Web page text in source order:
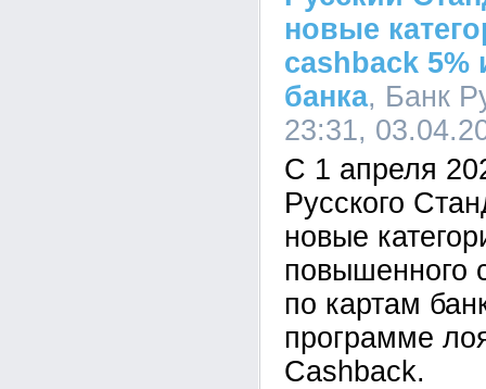
новые
сashback 5%
банка, Банк
23:31,
С 1 апреля
Русского
новые
повышенного
по картам
программе
Cashback.